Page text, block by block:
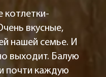
котлетки-
вкусные,
нашей семье. И
выходит. Балую
почти каждую